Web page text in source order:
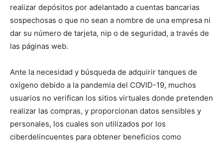
realizar depósitos por adelantado a cuentas bancarias
sospechosas o que no sean a nombre de una empresa ni
dar su número de tarjeta, nip o de seguridad, a través de
las páginas web.
Ante la necesidad y búsqueda de adquirir tanques de
oxígeno debido a la pandemia del COVID-19, muchos
usuarios no verifican los sitios virtuales donde pretenden
realizar las compras, y proporcionan datos sensibles y
personales, los cuales son utilizados por los
ciberdelincuentes para obtener beneficios como